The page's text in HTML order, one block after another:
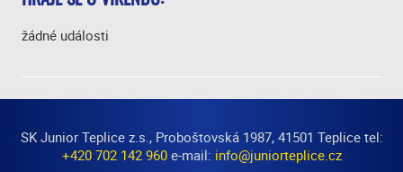
žádné události
SK Junior Teplice z.s., Proboštovská 1987, 41501 Teplice tel:
+420 702 142 960e-mail: info@juniorteplice.cz